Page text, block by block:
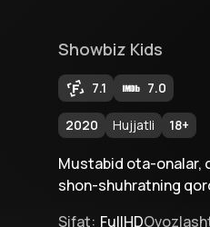
Showbiz Kids
7.1 7.0
2020 Hujjatli 18+
Mustabid ota-onalar,
shon-shuhratning
Sifat: FullHD